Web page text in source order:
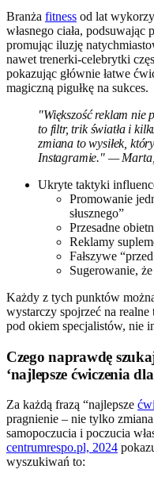
Branża fitness od lat
własnego ciała, podsuwając
promując iluzję
nawet trenerki-celebrytki
pokazując głównie łatwe
magiczną pigułkę na sukces.
"Większość reklam nie
to filtr, trik światła i
zmiana to wysiłek,
Instagramie." — Marta,
Ukryte taktyki
Promowanie
słusznego”
Przesadne
Reklamy
Fałszywe
Sugerowanie, że
Każdy z tych punktów
wystarczy spojrzeć na
pod okiem specjalistów, nie
Czego naprawdę
‘najlepsze ćwiczenia
Za każdą frazą “najlepsze
pragnienie – nie tylko
samopoczucia i poczucia
centrumrespo.pl, 2024
wyszukiwań to: